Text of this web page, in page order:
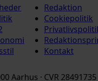
Redaktion
Cookiepolitik
Kontakt
Aarhus · CVR 28491735